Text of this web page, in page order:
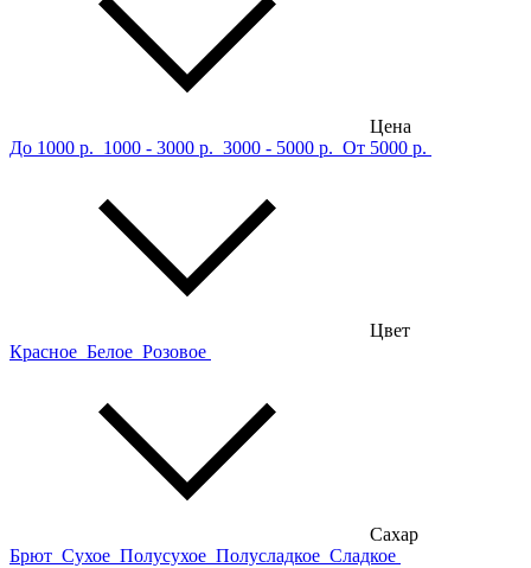
Цена
До 1000 р. 1000 - 3000 р. 3000 - 5000 р. От 5000 р.
Цвет
Красное Белое Розовое
Сахар
Брют Сухое Полусухое Полусладкое Сладкое